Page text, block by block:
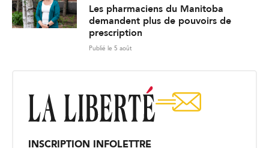
Les pharmaciens du Manitoba
demandent plus de pouvoirs de
prescription
Publié le 5 août
INSCRIPTION INFOLETTRE